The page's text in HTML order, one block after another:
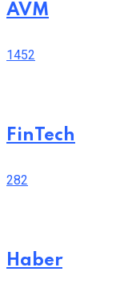
AVM
1452
FinTech
282
Haber